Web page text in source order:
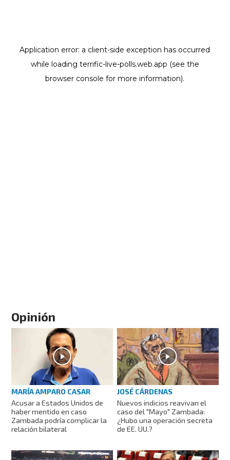
Opinión
MARÍA AMPARO CASAR
Acusar a Estados Unidos de
haber mentido en caso
Zambada podría complicar la
relación bilateral
JOSÉ CÁRDENAS
Nuevos indicios reavivan el
caso del "Mayo" Zambada:
¿Hubo una operación secreta
de EE. UU.?